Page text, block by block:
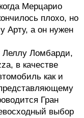
Мерцарио
плохо, но
Арту, а он нужен
Леллу Ломбарди,
в качестве
как и
Гран
выбор